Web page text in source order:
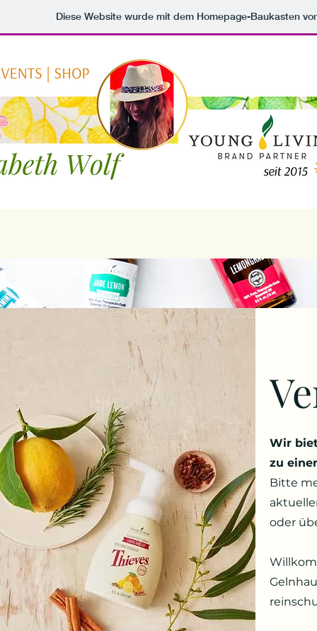
Diese Website wurde mit dem Homepage-Baukasten
Wir
zu
Bitte
oder